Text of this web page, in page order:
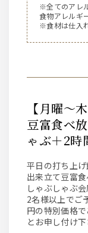
※全てのアレ
食物アレルギ
※食材は仕入
【月曜～木曜《魚》プラン】出来立て
豆富食べ
ゃぶ＋2時
平日の打ち上
出来立て豆富
しゃぶしゃぶ
2名様以上でご
円の特別価格
とお申し付け